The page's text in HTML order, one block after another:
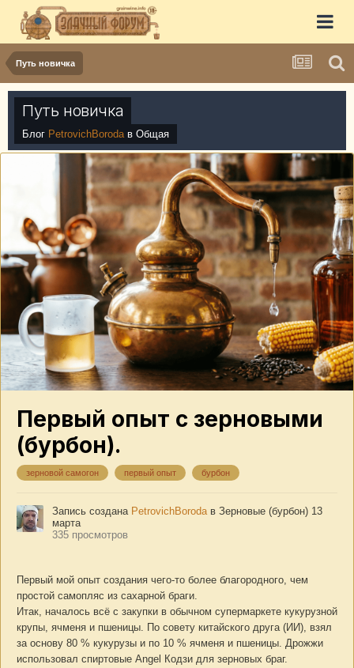
Путь новичка
Путь новичка
Блог PetrovichBorodaв Общая
Первый опыт с зерновыми
(бурбон).
зерновой самогон первый опыт бурбон
Запись создана PetrovichBorodaв Зерновые (бурбон) 13
марта
335 просмотров
Первый мой опыт создания чего-то более благородного, чем
простой самопляс из сахарной браги.
Итак, началось всё с закупки в обычном супермаркете кукурузной
крупы, ячменя и пшеницы. По совету китайского друга (ИИ), взял
за основу 80 % кукурузы и по 10 % ячменя и пшеницы. Дрожжи
использовал спиртовые Angel Кодзи для зерновых браг.